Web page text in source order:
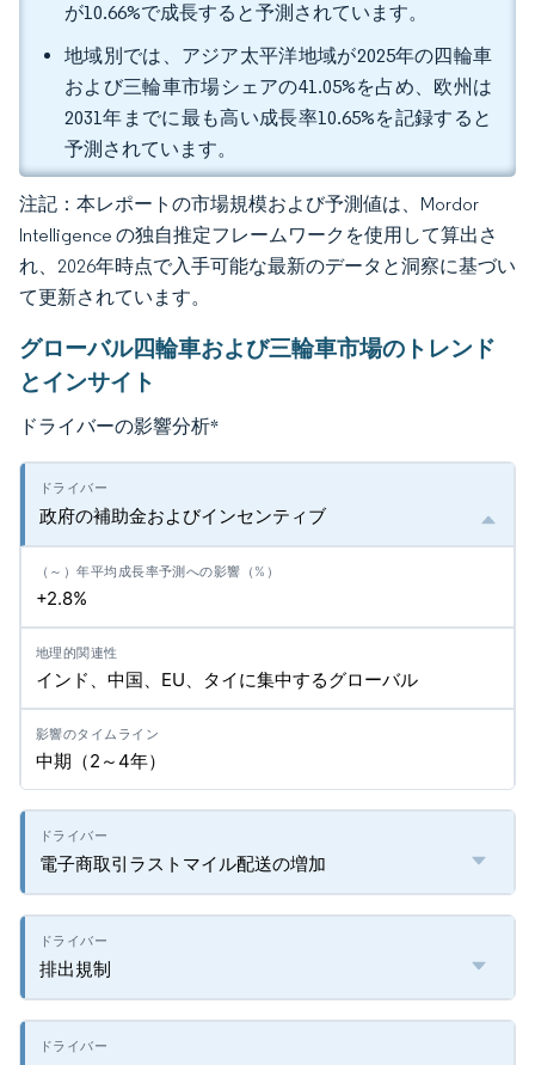
が10.66%で成長すると予測されています。
地域別では、アジア太平洋地域が2025年の四輪車
および三輪車市場シェアの41.05%を占め、欧州は
2031年までに最も高い成長率10.65%を記録すると
予測されています。
注記：本レポートの市場規模および予測値は、Mordor
Intelligence の独自推定フレームワークを使用して算出さ
れ、2026年時点で入手可能な最新のデータと洞察に基づい
て更新されています。
グローバル四輪車および三輪車市場のトレンド
とインサイト
ドライバーの影響分析*
政府の補助金およびインセンティブ
+2.8%
インド、中国、EU、タイに集中するグローバル
中期（2～4年）
電子商取引ラストマイル配送の増加
排出規制